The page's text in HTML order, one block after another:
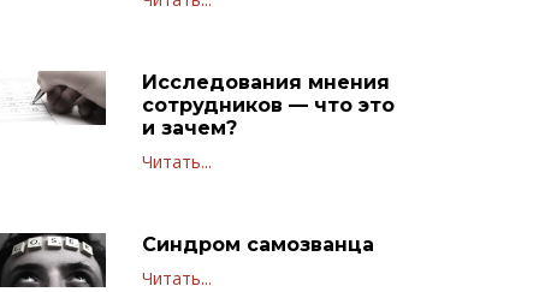
Исследования мнения
сотрудников — что это
и зачем?
Читать...
Синдром самозванца
Читать...